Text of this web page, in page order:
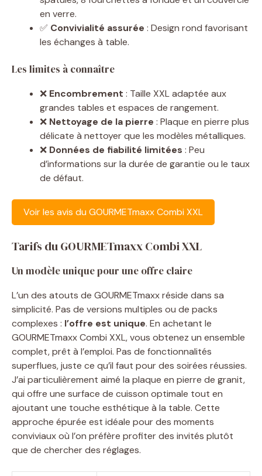
en verre.
✅ Convivialité assurée : Design rond favorisant
les échanges à table.
Les limites à connaître
❌ Encombrement : Taille XXL adaptée aux
grandes tables et espaces de rangement.
❌ Nettoyage de la pierre : Plaque en pierre plus
délicate à nettoyer que les modèles métalliques.
❌ Données de fiabilité limitées : Peu
d’informations sur la durée de garantie ou le taux
de défaut.
Voir les avis du GOURMETmaxx Combi XXL
Tarifs du GOURMETmaxx Combi XXL
Un modèle unique pour une offre claire
L’un des atouts de GOURMETmaxx réside dans sa
simplicité. Pas de versions multiples ou de packs
complexes : l’offre est unique. En achetant le
GOURMETmaxx Combi XXL, vous obtenez un ensemble
complet, prêt à l’emploi. Pas de fonctionnalités
superflues, juste ce qu’il faut pour des soirées réussies.
J’ai particulièrement aimé la plaque en pierre de granit,
qui offre une surface de cuisson optimale tout en
ajoutant une touche esthétique à la table. Cette
approche épurée est idéale pour des moments
conviviaux où l’on préfère profiter des invités plutôt
que de chercher des réglages.